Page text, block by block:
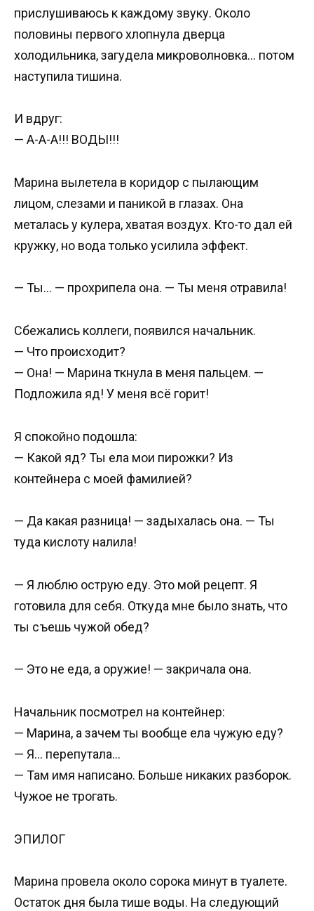
прислушиваюсь к каждому звуку. Около
половины первого хлопнула дверца
холодильника, загудела микроволновка… потом
наступила тишина.
И вдруг:
— А-А-А!!! ВОДЫ!!!
Марина вылетела в коридор с пылающим
лицом, слезами и паникой в глазах. Она
металась у кулера, хватая воздух. Кто-то дал ей
кружку, но вода только усилила эффект.
— Ты… — прохрипела она. — Ты меня отравила!
Сбежались коллеги, появился начальник.
— Что происходит?
— Она! — Марина ткнула в меня пальцем. —
Подложила яд! У меня всё горит!
Я спокойно подошла:
— Какой яд? Ты ела мои пирожки? Из
контейнера с моей фамилией?
— Да какая разница! — задыхалась она. — Ты
туда кислоту налила!
— Я люблю острую еду. Это мой рецепт. Я
готовила для себя. Откуда мне было знать, что
ты съешь чужой обед?
— Это не еда, а оружие! — закричала она.
Начальник посмотрел на контейнер:
— Марина, а зачем ты вообще ела чужую еду?
— Я… перепутала…
— Там имя написано. Больше никаких разборок.
Чужое не трогать.
ЭПИЛОГ
Марина провела около сорока минут в туалете.
Остаток дня была тише воды. На следующий